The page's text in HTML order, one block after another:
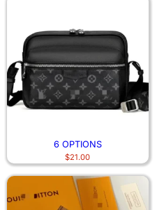
6 OPTIONS
$21.00